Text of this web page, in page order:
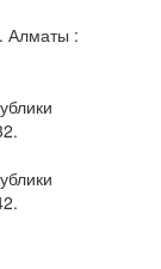
Алматы :